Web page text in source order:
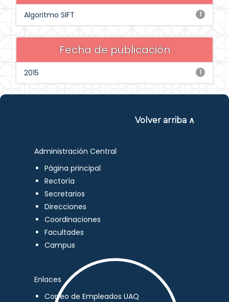
1
Algoritmo SIFT
Fecha de publicación
1
2015
Volver arriba ∧
Administración Central
Página principal
Rectoría
Secretarios
Direcciones
Coordinaciones
Facultades
Campus
Enlaces
Correo de Empleados UAQ